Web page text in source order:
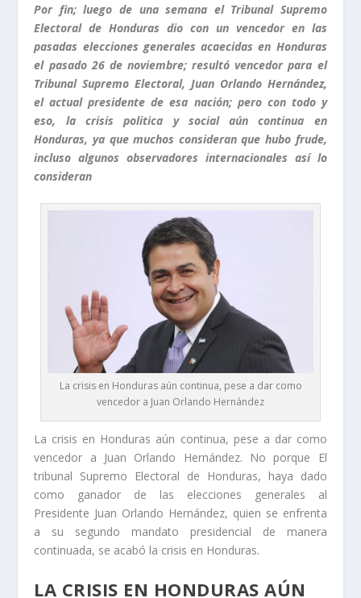
Por fin; luego de una semana el Tribunal Supremo
Electoral de Honduras dio con un vencedor en las
pasadas elecciones generales acaecidas en Honduras
el pasado 26 de noviembre; resultó vencedor para el
Tribunal Supremo Electoral, Juan Orlando Hernández,
el actual presidente de esa nación; pero con todo y
eso, la crisis politica y social aún continua en
Honduras, ya que muchos consideran que hubo frude,
incluso algunos observadores internacionales así lo
consideran
La crisis en Honduras aún continua, pese a dar como
vencedor a Juan Orlando Hernández
La crisis en Honduras aún continua, pese a dar como
vencedor a Juan Orlando Hernández. No porque El
tribunal Supremo Electoral de Honduras, haya dado
como ganador de las elecciones generales al
Presidente Juan Orlando Hernández, quien se enfrenta
a su segundo mandato presidencial de manera
continuada, se acabó la crisis en Honduras.
LA CRISIS EN HONDURAS AÚN